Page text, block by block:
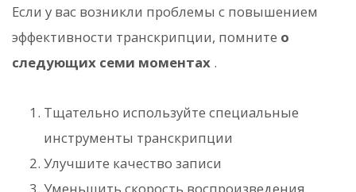
Если у вас возникли проблемы с повышением
эффективности транскрипции, помните о
следующих семи моментах .
Тщательно используйте специальные
инструменты транскрипции
Улучшите качество записи
Уменьшить скорость воспроизведения